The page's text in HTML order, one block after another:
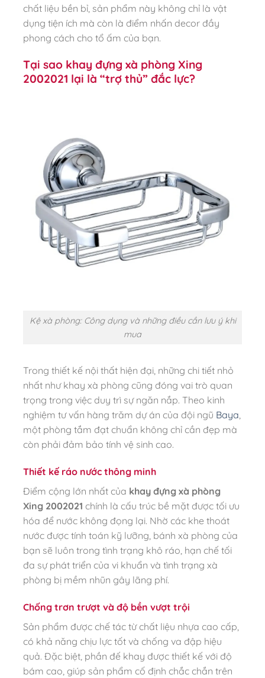
chất liệu bền bỉ, sản phẩm này không chỉ là vật
dụng tiện ích mà còn là điểm nhấn decor đầy
phong cách cho tổ ấm của bạn.
Tại sao khay đựng xà phòng Xing
2002021 lại là “trợ thủ” đắc lực?
Kệ xà phòng: Công dụng và những điều cần lưu ý khi
mua
Trong thiết kế nội thất hiện đại, những chi tiết nhỏ
nhất như khay xà phòng cũng đóng vai trò quan
trọng trong việc duy trì sự ngăn nắp. Theo kinh
nghiệm tư vấn hàng trăm dự án của đội ngũ Baya,
một phòng tắm đạt chuẩn không chỉ cần đẹp mà
còn phải đảm bảo tính vệ sinh cao.
Thiết kế ráo nước thông minh
Điểm cộng lớn nhất của khay đựng xà phòng
Xing 2002021 chính là cấu trúc bề mặt được tối ưu
hóa để nước không đọng lại. Nhờ các khe thoát
nước được tính toán kỹ lưỡng, bánh xà phòng của
bạn sẽ luôn trong tình trạng khô ráo, hạn chế tối
đa sự phát triển của vi khuẩn và tình trạng xà
phòng bị mềm nhũn gây lãng phí.
Chống trơn trượt và độ bền vượt trội
Sản phẩm được chế tác từ chất liệu nhựa cao cấp,
có khả năng chịu lực tốt và chống va đập hiệu
quả. Đặc biệt, phần đế khay được thiết kế với độ
bám cao, giúp sản phẩm cố định chắc chắn trên